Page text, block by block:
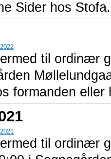
Sider hos Stofa.
til ordinær
formanden
til ordinær